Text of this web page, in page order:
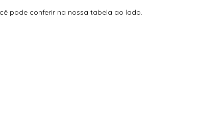
pode conferir na nossa tabela ao lado.